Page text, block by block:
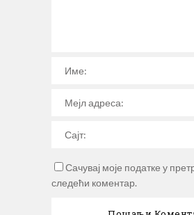
Сачувај моје податке у
следећи коментар.